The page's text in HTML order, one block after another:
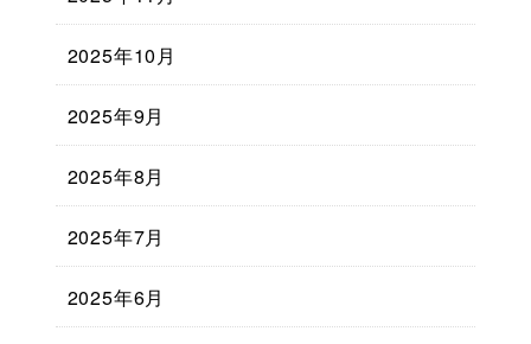
2025年10月
2025年9月
2025年8月
2025年7月
2025年6月